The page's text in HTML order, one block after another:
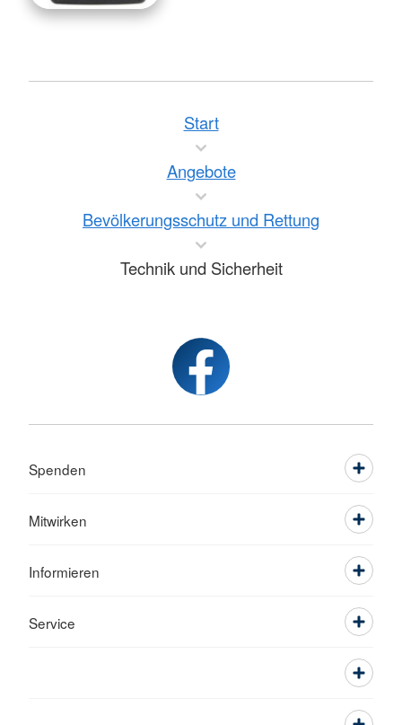
Start
Angebote
Bevölkerungsschutz und Rettung
Technik und Sicherheit
Spenden
Mitwirken
Informieren
Service